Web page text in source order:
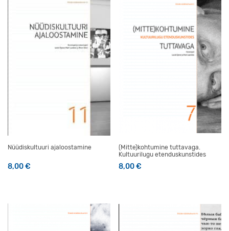
Nüüdiskultuuri ajaloostamine
8,00€
(Mitte)kohtumine tuttavaga.
Kultuurilugu etenduskunstides
8,00€